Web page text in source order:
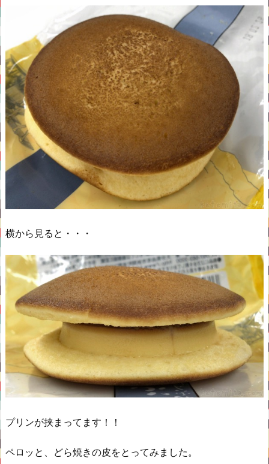
横から見ると・・・
プリンが挟まってます！！
ペロッと、どら焼きの皮をとってみました。